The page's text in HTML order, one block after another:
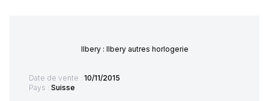
Ilbery : Ilbery autres horlogerie
Date de vente : 10/11/2015
Pays : Suisse